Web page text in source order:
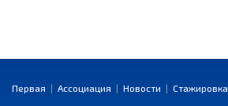
Первая | Ассоциация | Новости | Стажировка